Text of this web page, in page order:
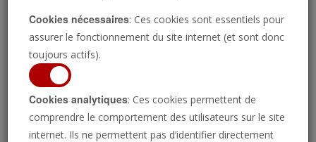
importantes directement par e-mail.
Toutes les publications disponibles
Cookies nécessaires: Ces cookies sont essentiels pour
assurer le fonctionnement du site internet (et sont donc
toujours actifs).
Cookies analytiques: Ces cookies permettent de
comprendre le comportement des utilisateurs sur le site
internet. Ils ne permettent pas d’identifier directement